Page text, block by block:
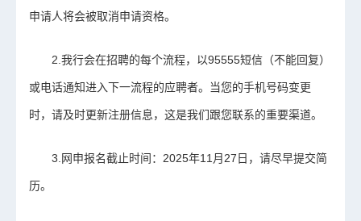
申请人将会被取消申请资格。
2.我行会在招聘的每个流程，以95555短信（不能回复）
或电话通知进入下一流程的应聘者。当您的手机号码变更
时，请及时更新注册信息，这是我们跟您联系的重要渠道。
3.网申报名截止时间：2025年11月27日，请尽早提交简
历。